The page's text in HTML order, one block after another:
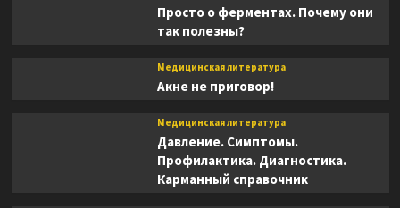
Просто о ферментах. Почему они
так полезны?
Медицинская литература
Акне не приговор!
Медицинская литература
Давление. Симптомы.
Профилактика. Диагностика.
Карманный справочник